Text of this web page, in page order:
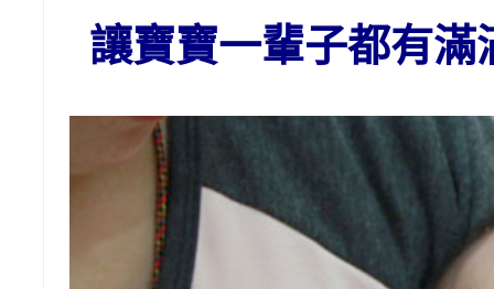
讓寶寶一輩子都有